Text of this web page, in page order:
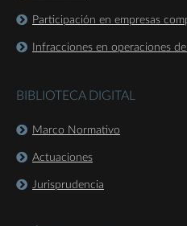
Participación en empresas
Infracciones en operaciones
BIBLIOTECA DIGITAL
Marco Normativo
Actuaciones
Jurisprudencia